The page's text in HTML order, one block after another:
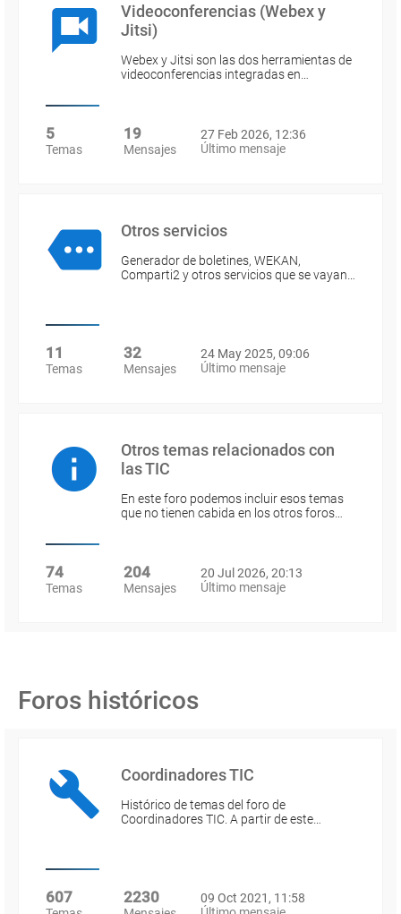
Videoconferencias (Webex y
Jitsi)
Webex y Jitsi son las dos herramientas de
videoconferencias integradas en…
5
Temas
19
Mensajes
27 Feb 2026, 12:36
Último mensaje
Otros servicios
Generador de boletines, WEKAN,
Comparti2 y otros servicios que se vayan…
11
Temas
32
Mensajes
24 May 2025, 09:06
Último mensaje
Otros temas relacionados con
las TIC
En este foro podemos incluir esos temas
que no tienen cabida en los otros foros…
74
Temas
204
Mensajes
20 Jul 2026, 20:13
Último mensaje
Foros históricos
Coordinadores TIC
Histórico de temas del foro de
Coordinadores TIC. A partir de este…
607 2230
09 Oct 2021, 11:58